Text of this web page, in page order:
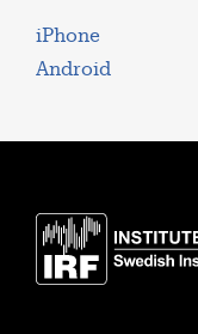
iPhone
Android